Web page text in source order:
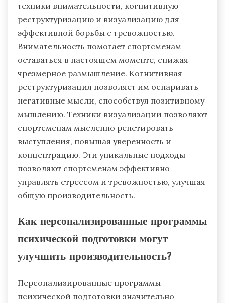
техники внимательности, когнитивную
реструктуризацию и визуализацию для
эффективной борьбы с тревожностью.
Внимательность помогает спортсменам
оставаться в настоящем моменте, снижая
чрезмерное размышление. Когнитивная
реструктуризация позволяет им оспаривать
негативные мысли, способствуя позитивному
мышлению. Техники визуализации позволяют
спортсменам мысленно репетировать
выступления, повышая уверенность и
концентрацию. Эти уникальные подходы
позволяют спортсменам эффективно
управлять стрессом и тревожностью, улучшая
общую производительность.
Как персонализированные программы
психической подготовки могут
улучшить производительность?
Персонализированные программы
психической подготовки значительно